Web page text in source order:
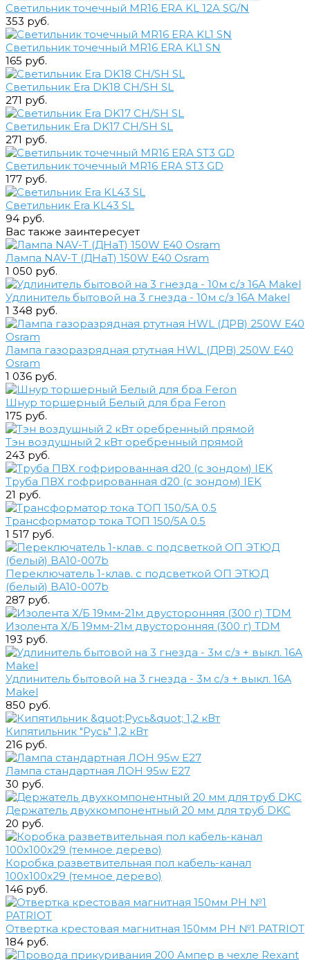
Светильник точечный MR16 ERA KL 12A SG/N
353 руб.
Светильник точечный MR16 ERA KL1 SN
165 руб.
Светильник Era DK18 CH/SH SL
271 руб.
Светильник Era DK17 CH/SH SL
271 руб.
Светильник точечный MR16 ERA ST3 GD
177 руб.
Светильник Era KL43 SL
94 руб.
Вас также заинтересует
Лампа NAV-T (ДНаТ) 150W E40 Osram
1 050 руб.
Удлинитель бытовой на 3 гнезда - 10м с/з 16А Makel
1 348 руб.
Лампа газоразрядная ртутная HWL (ДРВ) 250W E40
Osram
1 036 руб.
Шнур торшерный Белый для бра Feron
175 руб.
Тэн воздушный 2 кВт оребренный прямой
243 руб.
Труба ПВХ гофрированная d20 (с зондом) IEK
21 руб.
Трансформатор тока ТОП 150/5А 0.5
1 517 руб.
Переключатель 1-клав. с подсветкой ОП ЭТЮД
(белый) BA10-007b
287 руб.
Изолента Х/Б 19мм-21м двусторонняя (300 г) TDM
193 руб.
Удлинитель бытовой на 3 гнезда - 3м с/з + выкл. 16А
Makel
850 руб.
Кипятильник "Русь" 1,2 кВт
216 руб.
Лампа стандартная ЛОН 95w E27
30 руб.
Держатель двухкомпонентный 20 мм для труб DKC
20 руб.
Коробка разветвительная пол кабель-канал
100х100х29 (темное дерево)
146 руб.
Отвертка крестовая магнитная 150мм РН №1 PATRIOT
184 руб.